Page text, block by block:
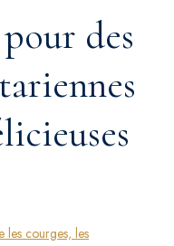
des
les courges, les